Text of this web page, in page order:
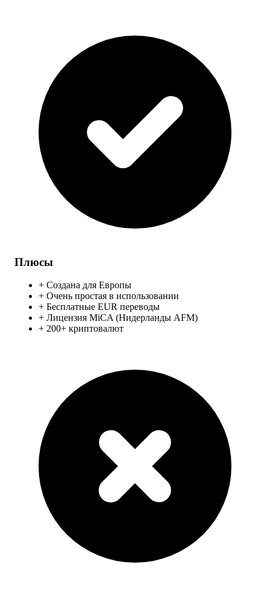
Плюсы
+ Создана для Европы
+ Очень простая в использовании
+ Бесплатные EUR переводы
+ Лицензия MiCA (Нидерланды AFM)
+ 200+ криптовалют